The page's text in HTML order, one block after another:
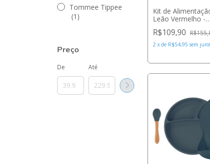
Tommee Tippee
(1)
Preço
De Até
Kit de
Leão Vermelho -
R$109,90
2 x de R$54,95 sem